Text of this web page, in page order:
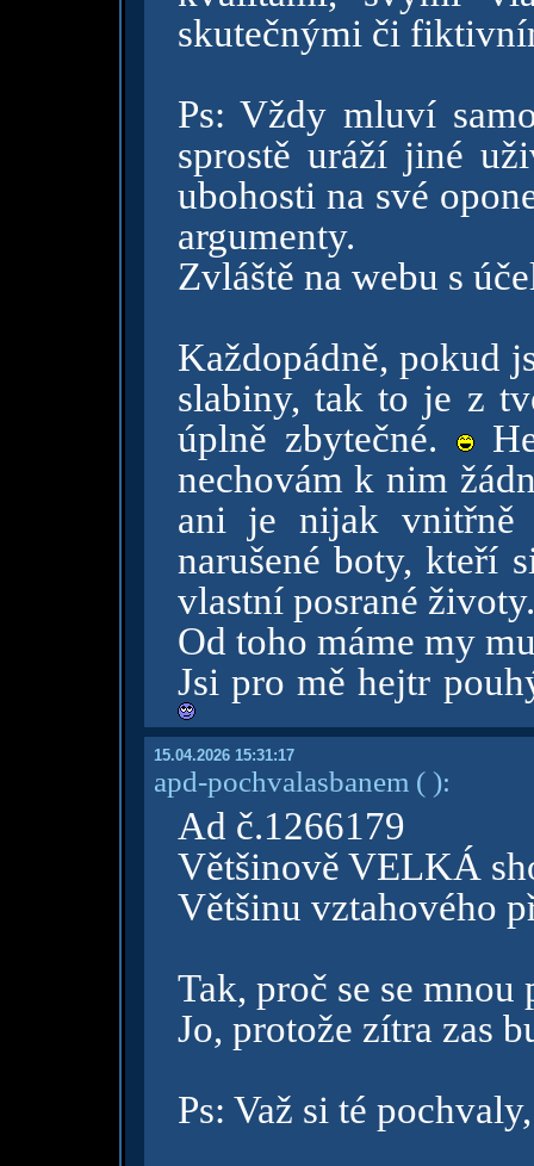
skutečnými či
Ps: Vždy mluví
sprostě uráží jiné
ubohosti na své
argumenty.
Zvláště na webu s
Každopádně, pokud
slabiny, tak to je z
úplně zbytečné.
nechovám k nim
ani je nijak
narušené boty, kteří
vlastní posrané životy.
Od toho máme my
Jsi pro mě hejtr
15.04.2026 15:31:17
apd-pochvalasbanem ( ):
Ad č.1266179
Většinově VELKÁ
Většinu vztahového
Tak, proč se se
Jo, protože zítra zas
Ps: Važ si té